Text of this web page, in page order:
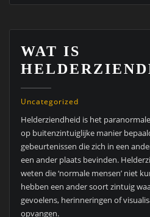
WAT IS
Uncategorized
Helderziendheid is het
op buitenzintuiglijke manier
gebeurtenissen die zich in een
een ander plaats bevinden.
weten die ‘normale mensen’ niet
hebben een ander soort zintuig
gevoelens, herinneringen of
opvangen.